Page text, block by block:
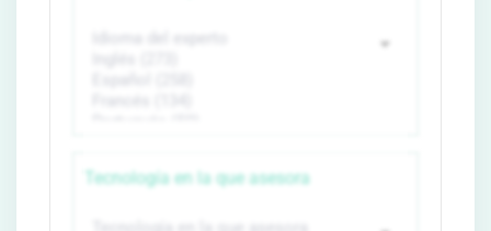
Tecnología en la que asesora